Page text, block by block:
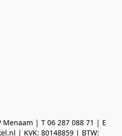
| T 06 287 088 71 | E
| KVK: 80148859 | BTW: